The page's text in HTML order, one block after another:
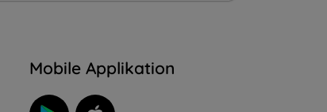
Mobile Applikation